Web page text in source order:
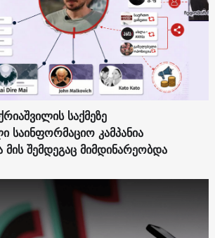
საქმეზე
კამპანია
შემდეგაც მიმდინარეობდა